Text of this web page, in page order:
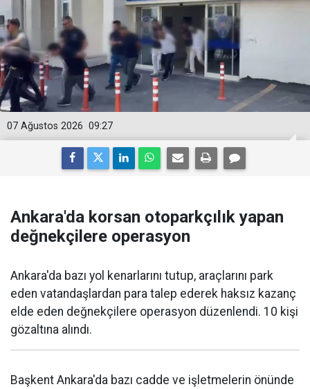
09:27
07 Ağustos 2026
Ankara'da korsan otoparkçılık yapan
değnekçilere operasyon
Ankara'da bazı yol kenarlarını tutup, araçlarını park
eden vatandaşlardan para talep ederek haksız kazanç
elde eden değnekçilere operasyon düzenlendi. 10 kişi
gözaltına alındı.
Başkent Ankara'da bazı cadde ve işletmelerin önünde